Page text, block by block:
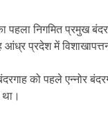
पहला निगमित प्रमुख
आंध्र प्रदेश में
को पहले एन्नोर